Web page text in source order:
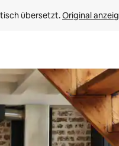
übersetzt. Original